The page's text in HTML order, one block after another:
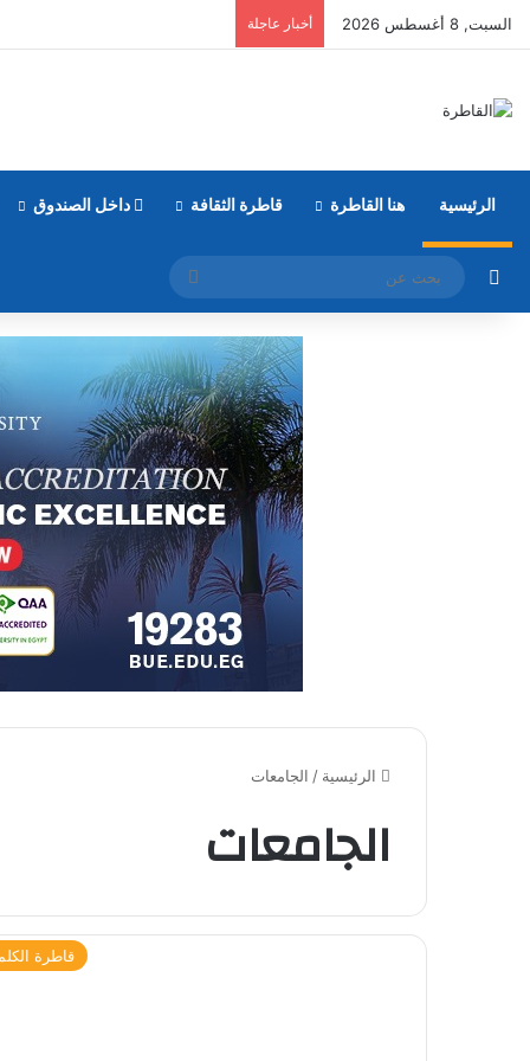
السبت, 8 أغسطس 2026 أخبار عاجلة
الرئيسية هنا القاطرة قاطرة الثقافة داخل الصندوق
مقال عشوائي
بحث
عن
الرئيسية / الجامعات
الجامعات
قاطرة